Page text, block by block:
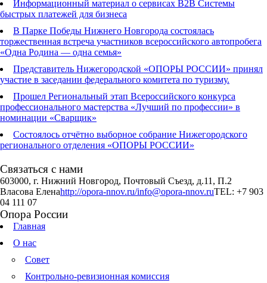
Информационный материал о сервисах В2В Системы
быстрых платежей для бизнеса
В Парке Победы Нижнего Новгорода состоялась
торжественная встреча участников всероссийского автопробега
«Одна Родина — одна семья»
Представитель Нижегородской «ОПОРЫ РОССИИ» принял
участие в заседании федерального комитета по туризму.
Прошел Региональный этап Всероссийского конкурса
профессионального мастерства «Лучший по профессии» в
номинации «Сварщик»
Состоялось отчётно выборное собрание Нижегородского
регионального отделения «ОПОРЫ РОССИИ»
Связаться с нами
603000, г. Нижний Новгород, Почтовый Съезд, д.11, П.2
Власова Еленаhttp://opora-nnov.ru/info@opora-nnov.ruTEL: +7 903
04 111 07
Опора России
Главная
О нас
Совет
Контрольно-ревизионная комиссия